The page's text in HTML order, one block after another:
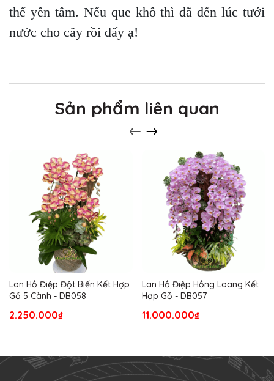
thể yên tâm. Nếu que khô thì đã đến lúc tưới
nước cho cây rồi đấy ạ!
Sản phẩm liên quan
Lan Hồ Điệp Đột Biến Kết Hợp
Gỗ 5 Cành - DB058
2.250.000₫
Lan Hồ Điệp Hồng Loang Kết
Hợp Gỗ - DB057
11.000.000₫